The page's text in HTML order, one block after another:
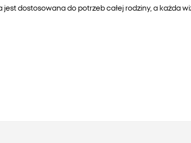
dostosowana do potrzeb całej rodziny, a każda